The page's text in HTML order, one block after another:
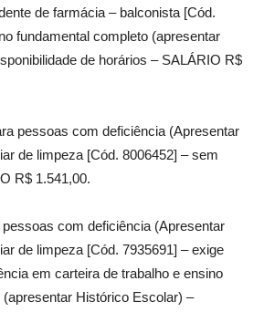
de farmácia – balconista [Cód.
fundamental completo (apresentar
de horários – SALÁRIO R$
pessoas com deficiência (Apresentar
de limpeza [Cód. 8006452] – sem
R$ 1.541,00.
com deficiência (Apresentar
de limpeza [Cód. 7935691] – exige
em carteira de trabalho e ensino
Histórico Escolar) –